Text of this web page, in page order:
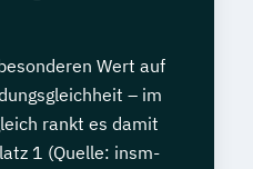
Wert auf
– im
rankt es damit
1 (Quelle: insm-